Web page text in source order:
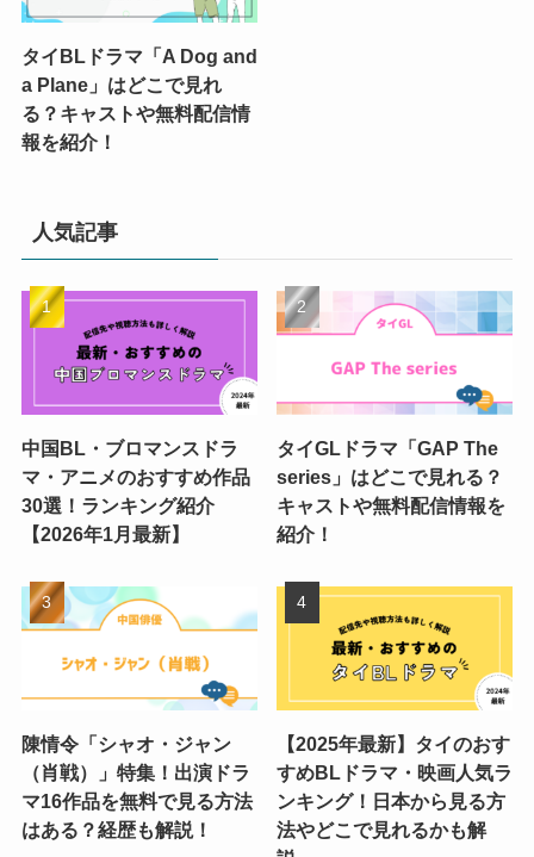
タイBLドラマ「A Dog and
a Plane」はどこで見れ
る？キャストや無料配信情
報を紹介！
人気記事
中国BL・ブロマンスドラ
マ・アニメのおすすめ作品
30選！ランキング紹介
【2026年1月最新】
タイGLドラマ「GAP The
series」はどこで見れる？
キャストや無料配信情報を
紹介！
陳情令「シャオ・ジャン
（肖戦）」特集！出演ドラ
マ16作品を無料で見る方法
はある？経歴も解説！
【2025年最新】タイのおす
すめBLドラマ・映画人気ラ
ンキング！日本から見る方
法やどこで見れるかも解